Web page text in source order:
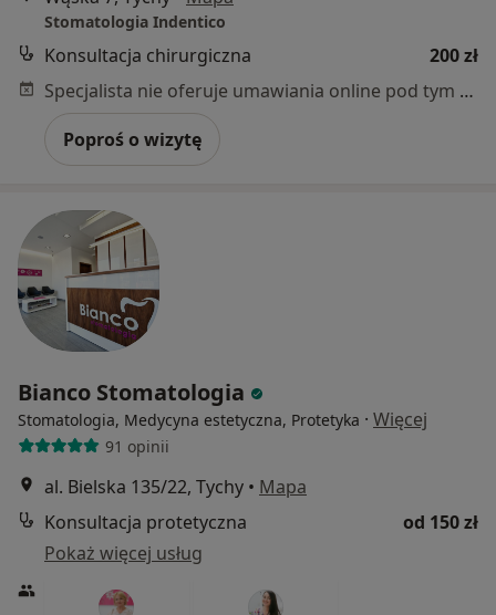
Stomatologia Indentico
Konsultacja chirurgiczna
200 zł
Specjalista nie oferuje umawiania online pod tym adresem.
Poproś o wizytę
Bianco Stomatologia
Stomatologia, Medycyna estetyczna, Protetyka · Więcej
91 opinii
al. Bielska 135/22, Tychy • Mapa
Konsultacja protetyczna
od 150 zł
Pokaż więcej usług